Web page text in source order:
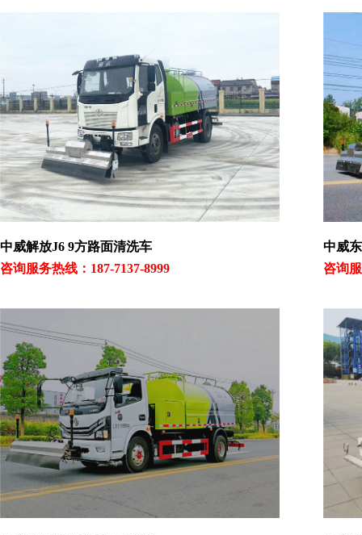
中威解放J6 9方路面清洗车
咨询服务热线：187-7137-8999
中威
咨询